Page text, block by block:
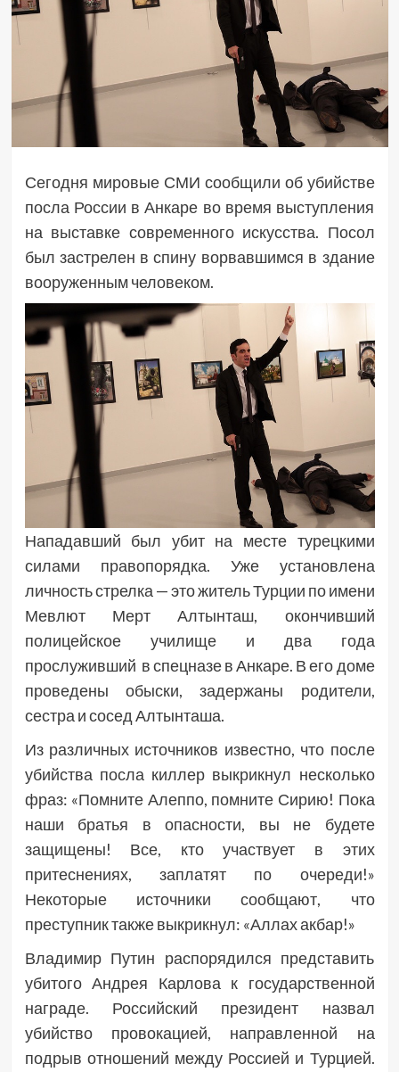
Сегодня мировые СМИ сообщили об убийстве
посла России в Анкаре во время выступления
на выставке современного искусства. Посол
был застрелен в спину ворвавшимся в здание
вооруженным человеком.
Нападавший был убит на месте турецкими
силами правопорядка. Уже установлена
личность стрелка — это житель Турции по имени
Мевлют Мерт Алтынташ, окончивший
полицейское училище и два года
прослуживший в спецназе в Анкаре. В его доме
проведены обыски, задержаны родители,
сестра и сосед Алтынташа.
Из различных источников известно, что после
убийства посла киллер выкрикнул несколько
фраз: «Помните Алеппо, помните Сирию! Пока
наши братья в опасности, вы не будете
защищены! Все, кто участвует в этих
притеснениях, заплатят по очереди!»
Некоторые источники сообщают, что
преступник также выкрикнул: «Аллах акбар!»
Владимир Путин распорядился представить
убитого Андрея Карлова к государственной
награде. Российский президент назвал
убийство провокацией, направленной на
подрыв отношений между Россией и Турцией.